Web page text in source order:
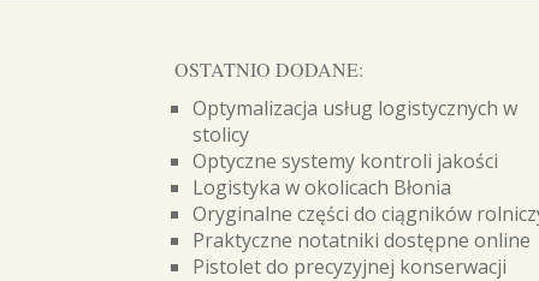
OSTATNIO DODANE:
Optymalizacja usług logistycznych w
stolicy
Optyczne systemy kontroli jakości
Logistyka w okolicach Błonia
Oryginalne części do ciągników
Praktyczne notatniki dostępne online
Pistolet do precyzyjnej konserwacji